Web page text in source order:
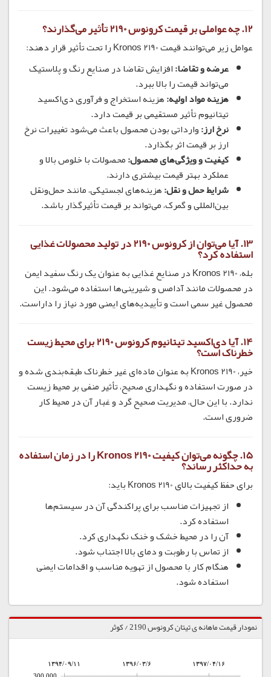
12. چه عواملی بر قیمت کرونوس 2190 تأثیر می‌گذارند؟
عوامل زیر می‌توانند قیمت Kronos 2190 را تحت تأثیر قرار دهند:
عرضه و تقاضا:افزایش تقاضا در صنایع رنگ و پلاستیک
می‌تواند قیمت را بالا ببرد.
هزینه مواد اولیه:هزینه استخراج و فرآوری دی‌اکسید
تیتانیوم تأثیر مستقیمی بر قیمت دارد.
نرخ ارز:وارداتی بودن محصول باعث می‌شود تغییرات نرخ
ارز بر قیمت اثر بگذارد.
کیفیت و ویژگی‌های محصول:محصولات با خلوص بالا و
عملکرد بهتر قیمت بیشتری دارند.
شرایط حمل و نقل:هزینه‌های لجستیکی، مانند حمل‌ونقل
بین‌المللی و گمرک، می‌تواند بر قیمت تأثیرگذار باشد.
13. آیا می‌توان از کرونوس 2190 در تولید محصولات غذایی
استفاده کرد؟
بله، Kronos 2190 در صنایع غذایی به عنوان یک رنگ سفید ایمن
در محصولات مانند آدامس و شیرینی‌ها استفاده می‌شود. این
محصول غیر سمی است و تأییدیه‌های ایمنی مورد نیاز را داراست.
14. آیا دی‌اکسید تیتانیوم کرونوس 2190 برای محیط‌ زیست
خطرناک است؟
خیر، Kronos 2190 به عنوان ماده‌ای غیر خطرناک طبقه‌بندی شده و
در صورت استفاده و نگهداری صحیح، تأثیر منفی بر محیط زیست
ندارد. با این حال، مدیریت صحیح گرد و غبار آن در محیط کار
ضروری است.
15. چگونه می‌توان کیفیت Kronos 2190 را در زمان استفاده
به حداکثر رساند؟
برای حفظ کیفیت بالای Kronos 2190 باید:
از تجهیزات مناسب برای پراکندگی آن در سیستم‌ها
استفاده کرد.
آن را در محیط خشک و خنک نگهداری کرد.
از تماس با رطوبت و دمای بالا اجتناب شود.
هنگام کار با محصول از تهویه مناسب و اقدامات ایمنی
استفاده شود.
نمودار قیمت ماهانه ی تیتان کرونوس 2190 / کوثر
۱۳۹۴/۰۹/۱۱ ۱۳۹۶/۰۳/۶
۱۳۹۷/۰۴/۱۶